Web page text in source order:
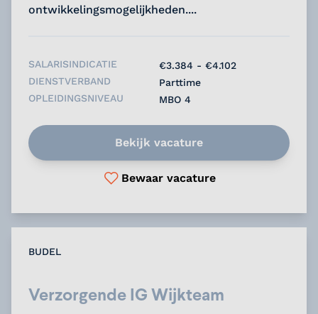
ontwikkelingsmogelijkheden....
SALARISINDICATIE
€3.384 - €4.102
DIENSTVERBAND
Parttime
OPLEIDINGSNIVEAU
MBO 4
Bekijk vacature
Bewaar vacature
BUDEL
Verzorgende IG Wijkteam